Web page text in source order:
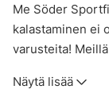
Me Söder
kalastaminen ei
varusteita!
lämpimänä tai
Näytä lisää